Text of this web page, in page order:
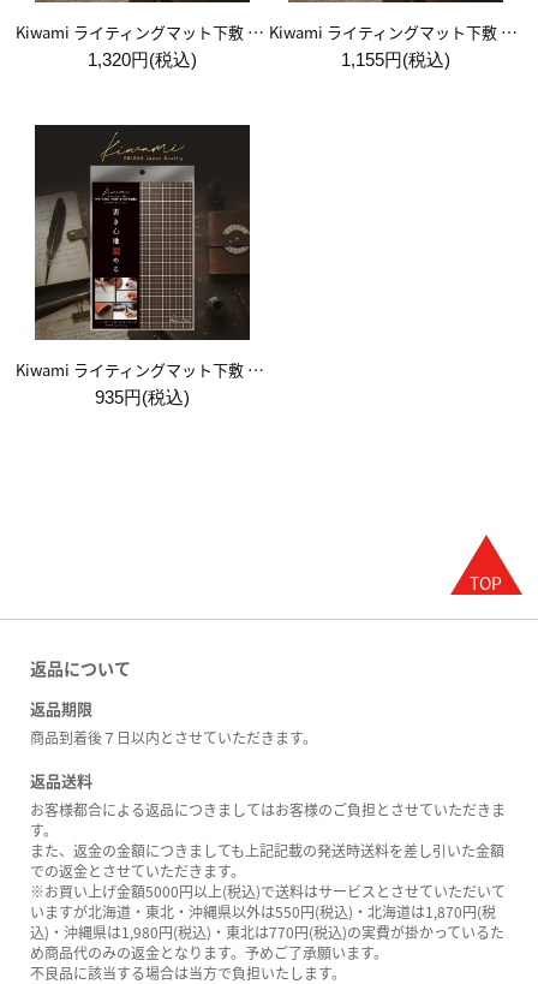
Kiwami ライティングマット下敷 A4+【ブラウン&キャメル】
1,320円(税込)
Kiwami ライティングマット下敷 B5+【ブラウン&キャメル】
1,155円(税込)
Kiwami ライティングマット下敷 A5【ブラウン&キャメル】
935円(税込)
返品について
返品期限
商品到着後７日以内とさせていただきます。
返品送料
お客様都合による返品につきましてはお客様のご負担とさせていただきま
す。
また、返金の金額につきましても上記記載の発送時送料を差し引いた金額
での返金とさせていただきます。
※お買い上げ金額5000円以上(税込)で送料はサービスとさせていただいて
いますが北海道・東北・沖縄県以外は550円(税込)・北海道は1,870円(税
込)・沖縄県は1,980円(税込)・東北は770円(税込)の実費が掛かっているた
め商品代のみの返金となります。予めご了承願います。
不良品に該当する場合は当方で負担いたします。